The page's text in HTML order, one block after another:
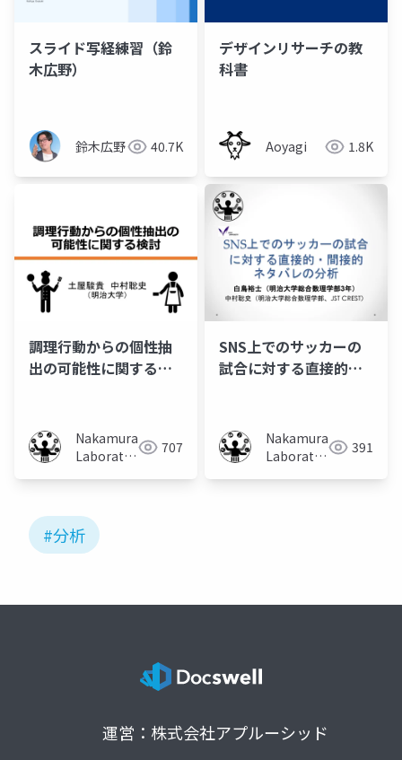
スライド写経練習（鈴
木広野）
鈴木広野 40.7K
デザインリサーチの教
科書
Aoyagi 1.8K
調理行動からの個性抽
出の可能性に関する検
Nakamura
Laboratory
707
SNS上でのサッカーの
試合に対する直接的・
Nakamura
Laboratory
391
#分析
運営：株式会社アプルーシッド